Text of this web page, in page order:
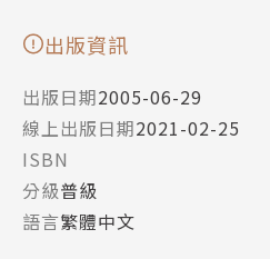
出版資訊
出版日期2005-06-29
線上出版日期2021-02-25
ISBN
分級普級
語言繁體中文